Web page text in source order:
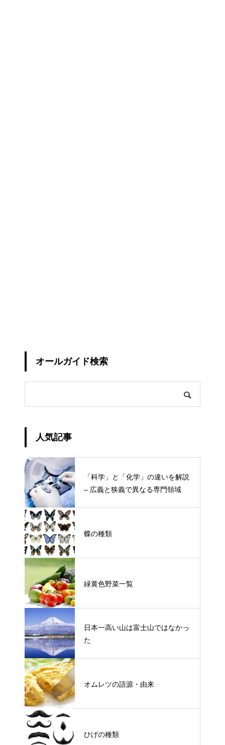
オールガイド検索
人気記事
「科学」と「化学」の違いを解説
– 広義と狭義で異なる専門領域
蝶の種類
緑黄色野菜一覧
日本一高い山は富士山ではなかっ
た
オムレツの語源・由来
ひげの種類